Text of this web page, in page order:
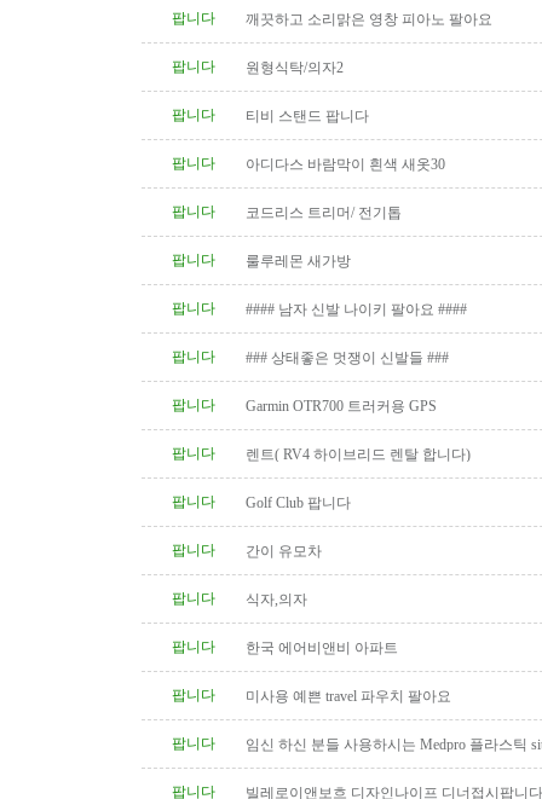
팝니다 깨끗하고 소리맑은 영창 피아노 팔아요
팝니다 원형식탁/의자2
팝니다 티비 스탠드 팝니다
팝니다 아디다스 바람막이 흰색 새옷30
팝니다 코드리스 트리머/ 전기톱
팝니다 룰루레몬 새가방
팝니다 #### 남자 신발 나이키 팔아요 ####
팝니다 ### 상태좋은 멋쟁이 신발들 ###
팝니다 Garmin OTR700 트러커용 GPS
팝니다 렌트( RV4 하이브리드 렌탈 합니다)
팝니다 Golf Club 팝니다
팝니다 간이 유모차
팝니다 식자,의자
팝니다 한국 에어비앤비 아파트
팝니다 미사용 예쁜 travel 파우치 팔아요
팝니다
임신 하신 분들 사용하시는 Medpro 플라스틱
팝니다
빌레로이앤보흐 디자인나이프 디너접시팝니